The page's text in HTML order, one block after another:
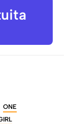
ONE